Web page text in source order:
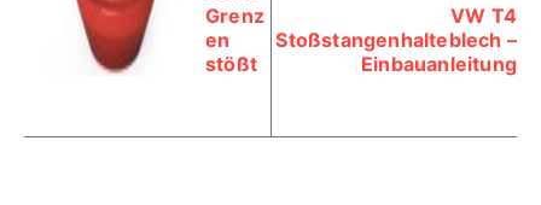
Grenz
en
stößt
VW T4
Stoßstangenhalteblech –
Einbauanleitung